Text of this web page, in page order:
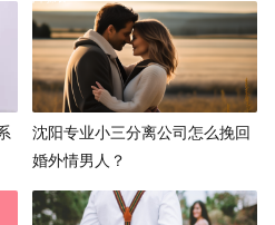
沈阳专业小三分离公司怎么挽回
婚外情男人？